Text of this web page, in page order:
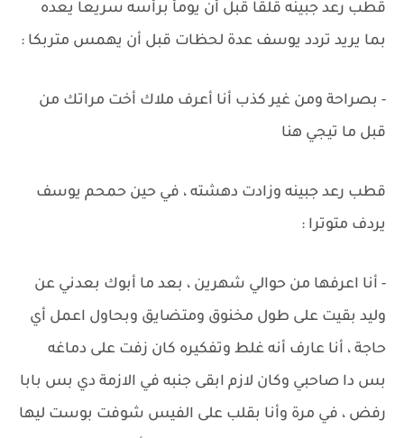
قطب رعد جبينه قلقا قبل أن يومأ برأسه سريعا يعده
بما يريد تردد يوسف عدة لحظات قبل أن يهمس متربكا :
- بصراحة ومن غير كذب أنا أعرف ملاك أخت مراتك من
قبل ما تيجي هنا
قطب رعد جبينه وزادت دهشته ، في حين حمحم يوسف
يردف متوترا :
- أنا اعرفها من حوالي شهرين ، بعد ما أبوك بعدني عن
وليد بقيت على طول مخنوق ومتضايق وبحاول اعمل أي
حاجة ، أنا عارف أنه غلط وتفكيره كان زفت على دماغه
بس دا صاحبي وكان لازم ابقى جنبه في الازمة دي بس بابا
رفض ، في مرة وأنا بقلب على الفيس شوفت بوست ليها